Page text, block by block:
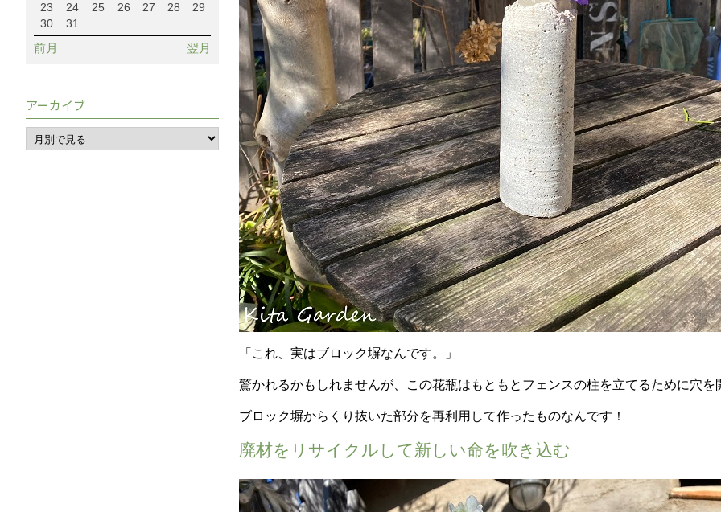
「これ、実はブロック塀なんです。」
驚かれるかもしれませんが、この花瓶はもともとフェンスの柱を立てるために穴を
ブロック塀からくり抜いた部分を再利用して作ったものなんです！
廃材をリサイクルして新しい命を吹き込む
23
24 25 26 27 28
29
30
31
前月 翌月
アーカイブ